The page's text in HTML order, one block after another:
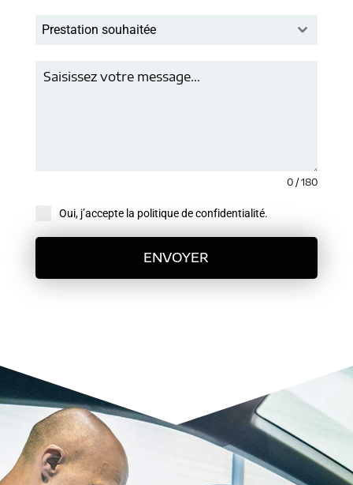
Prestation souhaitée
0 / 180
Oui, j’accepte la politique de confidentialité.
ENVOYER